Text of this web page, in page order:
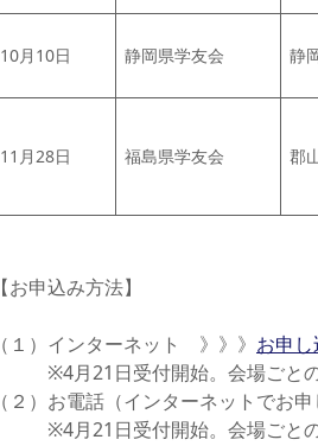
10月10日 静岡県学友会 静
11月28日 福島県学友会 郡
【お申込み方法】
（１）インターネット 》》》 お申
※4月21日受付開始。会場ごとの
（２）お電話（インターネットでお
※4月21日受付開始。会場ごとの